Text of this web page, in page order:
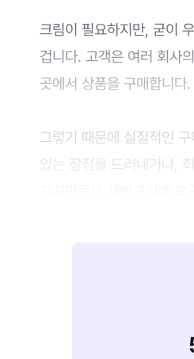
크림이 필요하지만, 굳이
겁니다. 고객은 여러 회사
곳에서 상품을 구매합니다.
그렇기 때문에 실질적인
있는 장점을 드러내거나,